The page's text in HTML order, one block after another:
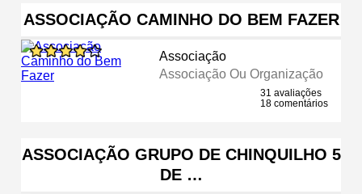
ASSOCIAÇÃO CAMINHO DO BEM FAZER
Associação
Associação Ou Organização
31 avaliações
18 comentários
ASSOCIAÇÃO GRUPO DE CHINQUILHO 5
DE …